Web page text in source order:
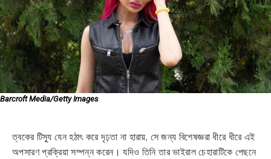
Barcroft Media/Getty Images
ত্বকের টিস্যু যেন হঠাৎ করে দৃঢ়তা না হারায়, সে জন্য বিশেষজ্ঞরা ধীরে ধীরে এই
অপসারণ প্রক্রিয়া সম্পন্ন করেন। যদিও তিনি তার ভাইরাল চেহারাটিকে পেছনে